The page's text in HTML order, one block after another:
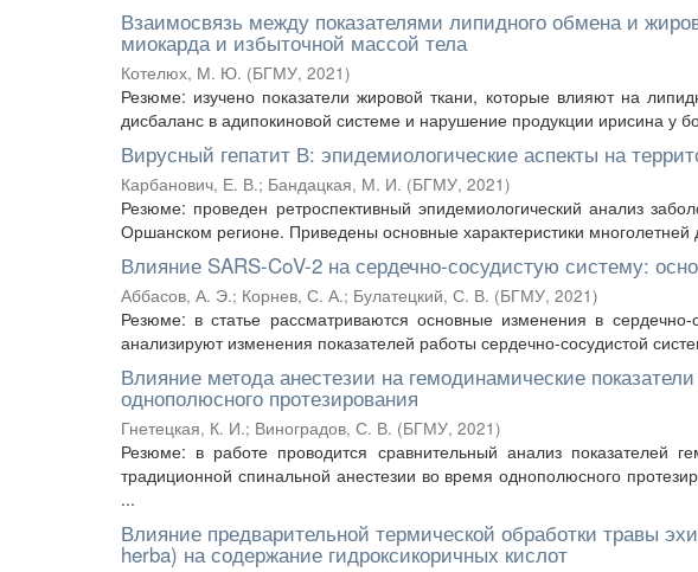
Взаимосвязь между показателями липидного обмена и
миокарда и избыточной массой тела
Котелюх, М. Ю. (БГМУ, 2021)
Резюме: изучено показатели жировой ткани, которые влияют на
дисбаланс в адипокиновой системе и нарушение продукции ирисина
Вирусный гепатит В: эпидемиологические аспекты на
Карбанович, Е. В.; Бандацкая, М. И. (БГМУ, 2021)
Резюме: проведен ретроспективный эпидемиологический анализ
Оршанском регионе. Приведены основные характеристики
Влияние SARS-CoV-2 на сердечно-сосудистую систему:
Аббасов, А. Э.; Корнев, С. А.; Булатецкий, С. В. (БГМУ, 2021)
Резюме: в статье рассматриваются основные изменения в
анализируют изменения показателей работы сердечно-сосудистой
Влияние метода анестезии на гемодинамические
однополюсного протезирования
Гнетецкая, К. И.; Виноградов, С. В. (БГМУ, 2021)
Резюме: в работе проводится сравнительный анализ показателей
традиционной спинальной анестезии во время однополюсного
...
Влияние предварительной термической обработки травы
herba) на содержание гидроксикоричных кислот